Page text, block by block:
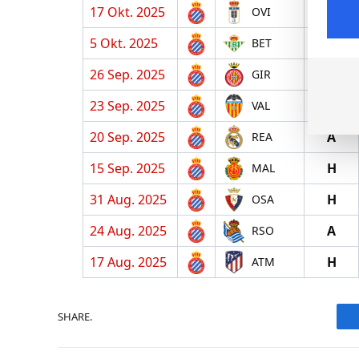
17 Okt. 2025
OVI
5 Okt. 2025
BET H
26 Sep. 2025
GIR
23 Sep. 2025
VAL
20 Sep. 2025
REA A
15 Sep. 2025
MAL H
31 Aug. 2025
OSA H
24 Aug. 2025
RSO A
17 Aug. 2025
ATM H
SHARE.